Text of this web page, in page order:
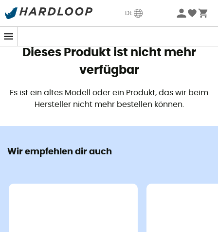
DE
Sommerangebote🔥 -5% EXTRA ab 2 Produkten* Code
Dieses Produkt ist nicht mehr
verfügbar
Es ist ein altes Modell oder ein Produkt, das wir beim
Hersteller nicht mehr bestellen können.
Wir empfehlen dir auch